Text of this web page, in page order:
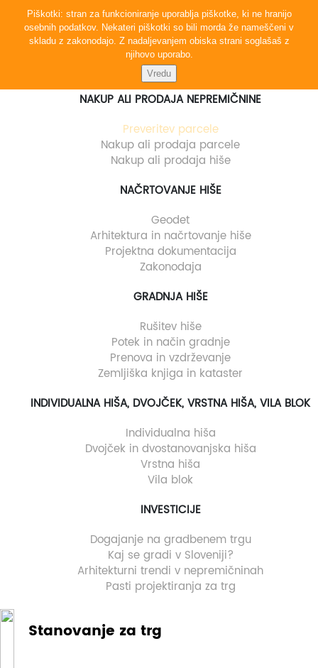
coInhab
NAKUP ALI PRODAJA NEPREMIČNINE
Preveritev parcele
Nakup ali prodaja parcele
Nakup ali prodaja hiše
NAČRTOVANJE HIŠE
Geodet
Arhitektura in načrtovanje hiše
Projektna dokumentacija
Zakonodaja
GRADNJA HIŠE
Rušitev hiše
Potek in način gradnje
Prenova in vzdrževanje
Zemljiška knjiga in kataster
INDIVIDUALNA HIŠA, DVOJČEK, VRSTNA HIŠA, VILA BLOK
Individualna hiša
Dvojček in dvostanovanjska hiša
Vrstna hiša
Vila blok
INVESTICIJE
Dogajanje na gradbenem trgu
Kaj se gradi v Sloveniji?
Arhitekturni trendi v nepremičninah
Pasti projektiranja za trg
Stanovanje za trg
Piškotki: stran za funkcioniranje uporablja piškotke, ki ne hranijo
osebnih podatkov. Nekateri piškotki so bili morda že nameščeni v
skladu z zakonodajo. Z nadaljevanjem obiska strani soglašaš z
njihovo uporabo.